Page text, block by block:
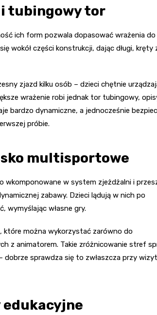
tubingowy tor
ich form pozwala dopasować wrażenia do
wokół części konstrukcji, dając długi, kręty
zjazd kilku osób – dzieci chętnie
wrażenie robi jednak tor tubingowy,
bardzo dynamiczne, a jednocześnie
próbie.
multisportowe
wkomponowane w system zjeżdżalni i
zabawy. Dzieci lądują w nich po
wymyślając własne gry.
które można wykorzystać zarówno do
z animatorem. Takie zróżnicowanie stref
dobrze sprawdza się to zwłaszcza przy